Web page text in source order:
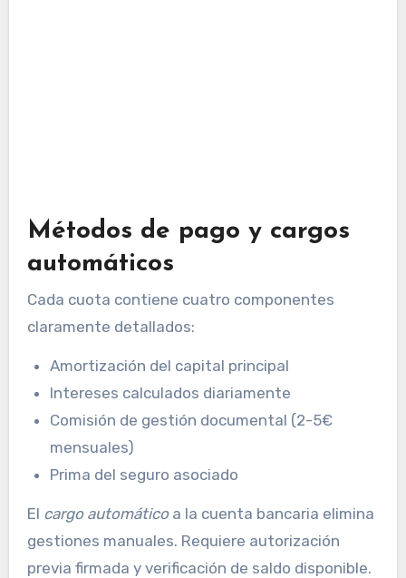
Métodos de pago y cargos
automáticos
Cada cuota contiene cuatro componentes
claramente detallados:
Amortización del capital principal
Intereses calculados diariamente
Comisión de gestión documental (2-5€
mensuales)
Prima del seguro asociado
El cargo automáticoa la cuenta bancaria elimina
gestiones manuales. Requiere autorización
previa firmada y verificación de saldo disponible.